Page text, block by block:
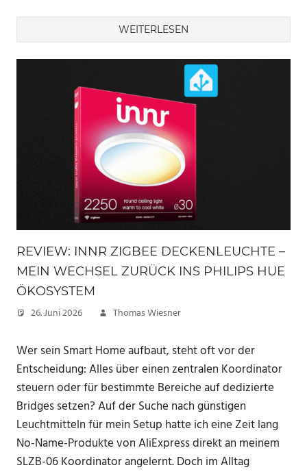
WEITERLESEN
REVIEW: INNR ZIGBEE DECKENLEUCHTE –
MEIN WECHSEL ZURÜCK INS PHILIPS HUE
ÖKOSYSTEM
26. Juni 2026 Thomas Wiesner
Wer sein Smart Home aufbaut, steht oft vor der
Entscheidung: Alles über einen zentralen Koordinator
steuern oder für bestimmte Bereiche auf dedizierte
Bridges setzen? Auf der Suche nach günstigen
Leuchtmitteln für mein Setup hatte ich eine Zeit lang
No-Name-Produkte von AliExpress direkt an meinem
SLZB-06 Koordinator angelernt. Doch im Alltag